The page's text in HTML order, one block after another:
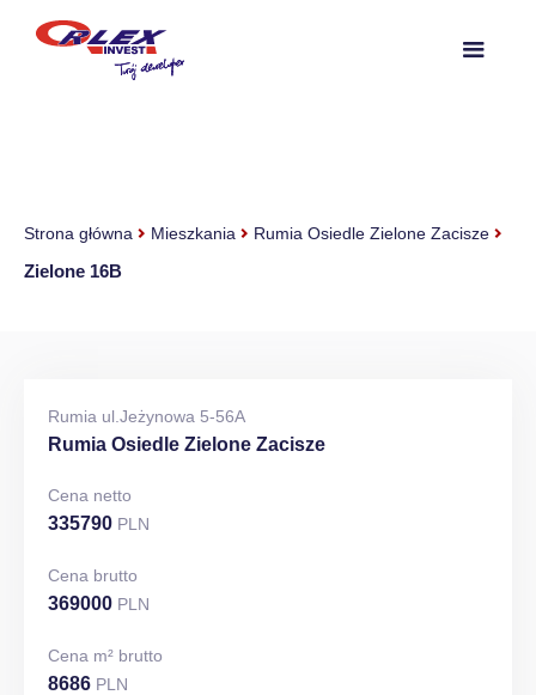
Strona główna Mieszkania Rumia Osiedle Zielone Zacisze
Zielone 16B
Rumia ul.Jeżynowa 5-56A
Rumia Osiedle Zielone Zacisze
Cena netto
335790 PLN
Cena brutto
369000 PLN
Cena m² brutto
8686 PLN